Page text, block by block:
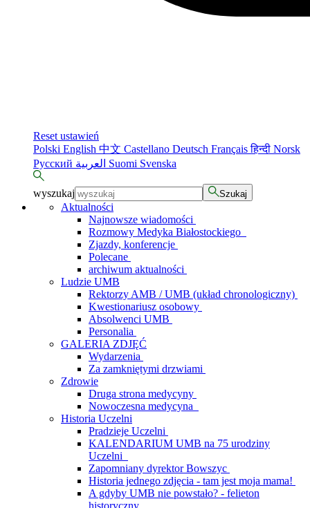
Reset ustawień
Polski English 中文 Castellano Deutsch Françaisहिन्दी Norsk
Русский
Suomi Svenska
wyszukaj Szukaj
Aktualności
Najnowsze wiadomości
Rozmowy Medyka Białostockiego
Zjazdy, konferencje
Polecane
archiwum aktualności
Ludzie UMB
Rektorzy AMB / UMB (układ chronologiczny)
Kwestionariusz osobowy
Absolwenci UMB
Personalia
GALERIA ZDJĘĆ
Wydarzenia
Za zamkniętymi drzwiami
Zdrowie
Druga strona medycyny
Nowoczesna medycyna
Historia Uczelni
Pradzieje Uczelni
KALENDARIUM UMB na 75 urodziny
Uczelni
Zapomniany dyrektor Bowszyc
Historia jednego zdjęcia - tam jest moja mama!
A gdyby UMB nie powstało? - felieton
historyczny